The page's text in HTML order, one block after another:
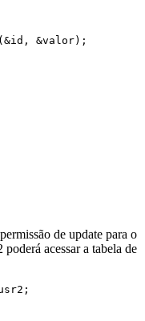
&valor);
de update para o
acessar a tabela de